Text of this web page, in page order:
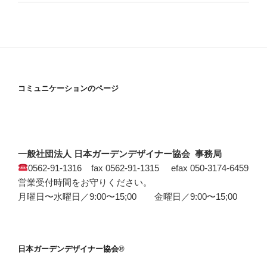
コミュニケーションのページ
一般社団法人 日本ガーデンデザイナー協会 事務局
0562-91-1316 fax 0562-91-1315 efax 050-3174-6459
営業受付時間をお守りください。
月曜日〜水曜日／9:00〜15;00 金曜日／9:00〜15;00
日本ガーデンデザイナー協会®